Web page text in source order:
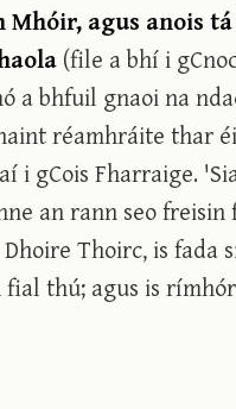
agus anois
(file a bhí i
a bhfuil gnaoi na
réamhráite thar
i gCois Fharraige.
an rann seo
Thoirc, is fada
thú; agus is